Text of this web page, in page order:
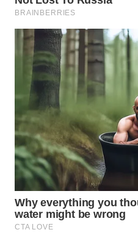
WN
NATUNA
WN
BINTAN
WN
MANDALIKA
WN
LIKUPANG
WN
LABUANBAJO